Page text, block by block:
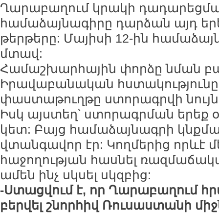
Ղարաբաղում կրակի
համաձայնագիրը դարձան այդ
թերթերը: Մայիսի 12-ին
մտավ:
Համաշխարհային փորձը նման
Իրավաբանական
փաստաթուղթը ստորագրվի նույն
Իսկ այստեղ՝ ստորագրման երեք
կետ: Բայց համաձայնագրի
վտանգավոր էր: Կողմերից որևէ
հաջողության հասնել
ամեն ինչ սկսել սկզբից:
-Ստացվում է, որ Ղարաբաղում
բերվել շնորհիվ Ռուսաստանի